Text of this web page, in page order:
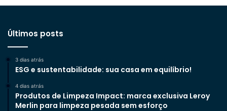
Últimos posts
3 dias atrás
ESG e sustentabilidade: sua casa em equilíbrio!
4 dias atrás
Produtos de Limpeza Impact: marca exclusiva Leroy
Merlin para limpeza pesada sem esforço